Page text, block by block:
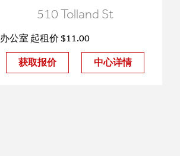
510 Tolland St
办公室 起租价 $11.00
获取报价 中心详情